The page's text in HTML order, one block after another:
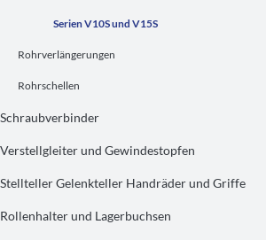
Serien V10S und V15S
Rohrverlängerungen
Rohrschellen
Schraubverbinder
Verstellgleiter und Gewindestopfen
Stellteller Gelenkteller Handräder und Griffe
Rollenhalter und Lagerbuchsen